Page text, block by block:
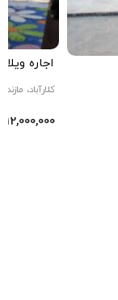
اجاره
کلارآباد،
12,000,000